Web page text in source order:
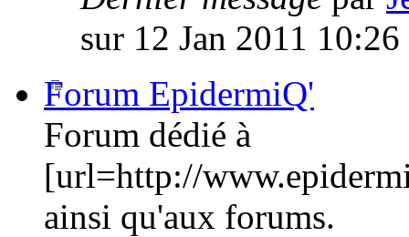
sur 12 Jan 2011 10:26
Forum EpidermiQ'
Forum dédié à
[url=http://
ainsi qu'aux forums.